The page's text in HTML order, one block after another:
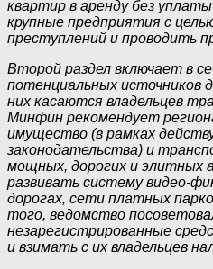
квартир в аренду без
крупные предприятия с
преступлений и проводить
Второй раздел включает в
потенциальных источников
них касаются владельцев
Минфин рекомендует
имущество (в рамках
законодательства) и
мощных, дорогих и элитных
развивать систему видео-
дорогах, сети платных
того, ведомство
незарегистрированные
и взимать с их владельцев